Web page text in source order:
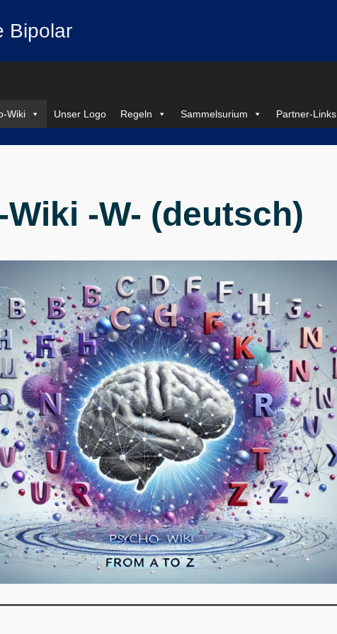
Bipolar
Wiki Unser Logo Regeln Sammelsurium Partner-Links
-W- (deutsch)